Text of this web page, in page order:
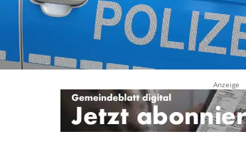
Anzeige